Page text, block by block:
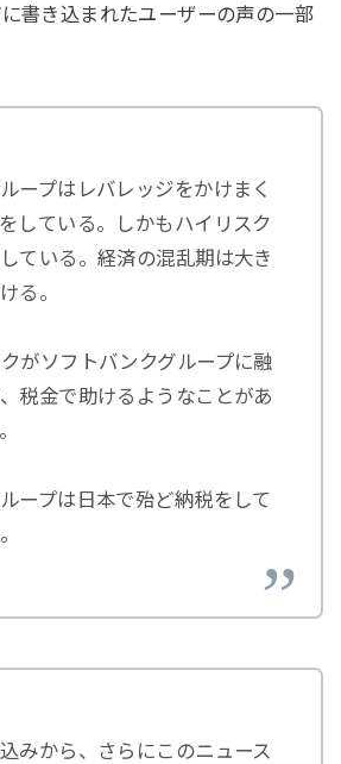
書き込まれたユーザーの声の一部
ープはレバレッジをかけまく
している。しかもハイリスク
ている。経済の混乱期は大き
る。
がソフトバンクグループに融
税金で助けるようなことがあ
ープは日本で殆ど納税をして
みから、さらにこのニュース